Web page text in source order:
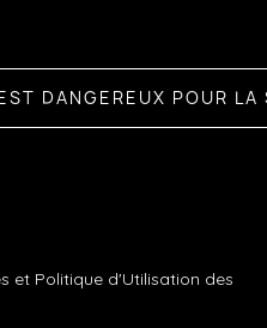
DANGEREUX POUR
et Politique d'Utilisation des